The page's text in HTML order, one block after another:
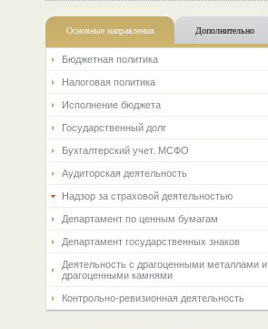
Основные направления Дополнительно
Бюджетная политика
Налоговая политика
Исполнение бюджета
Государственный долг
Бухгалтерский учет. МСФО
Аудиторская деятельность
Надзор за страховой деятельностью
Департамент по ценным бумагам
Департамент государственных знаков
Деятельность с драгоценными металлами и
драгоценными камнями
Контрольно-ревизионная деятельность